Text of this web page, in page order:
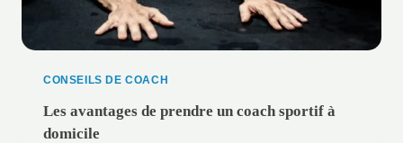
CONSEILS DE COACH
Les avantages de prendre un coach sportif à
domicile